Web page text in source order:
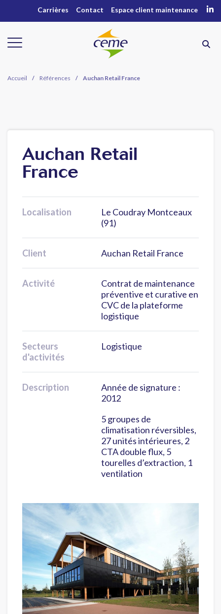
Carrières Contact Espace client maintenance
Accueil / Références / Auchan Retail France
Auchan Retail
France
Localisation
Le Coudray Montceaux
(91)
Client Auchan Retail France
Activité
Contrat de maintenance
préventive et curative en
CVC de la plateforme
logistique
Secteurs
d'activités
Logistique
Description
Année de signature :
2012
5 groupes de
climatisation réversibles,
27 unités intérieures, 2
CTA double flux, 5
tourelles d’extraction, 1
ventilation